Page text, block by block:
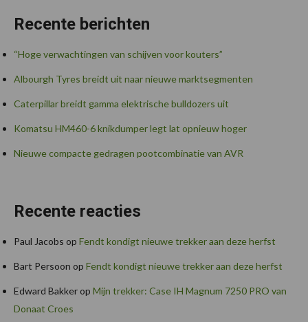
Recente berichten
“Hoge verwachtingen van schijven voor kouters”
Albourgh Tyres breidt uit naar nieuwe marktsegmenten
Caterpillar breidt gamma elektrische bulldozers uit
Komatsu HM460-6 knikdumper legt lat opnieuw hoger
Nieuwe compacte gedragen pootcombinatie van AVR
Recente reacties
Paul Jacobs op Fendt kondigt nieuwe trekker aan deze herfst
Bart Persoon op Fendt kondigt nieuwe trekker aan deze herfst
Edward Bakkerop Mijn trekker: Case IH Magnum 7250 PRO van
Donaat Croes